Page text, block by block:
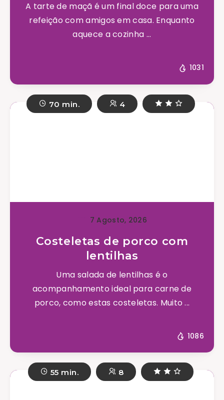
A tarte de maçã é um final doce para uma
refeição com amigos em casa. Enquanto
aquece a cozinha ...
1031
70 min. 4
7 Agosto, 2026
Costeletas de porco com
lentilhas
Uma salada de lentilhas é o
acompanhamento ideal para carne de
porco, como estas costeletas. Muito ...
1086
55 min. 8